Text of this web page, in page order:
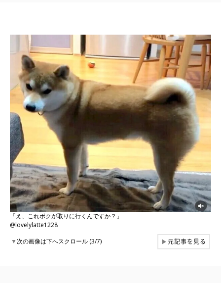
「え、これボクが取りに行くんですか？」
@lovelylatte1228
▼次の画像は下へスクロール (3/7) ▶元記事を見る